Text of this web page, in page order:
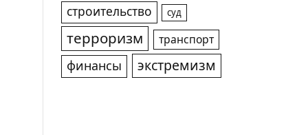
строительство суд
терроризм транспорт
финансы экстремизм